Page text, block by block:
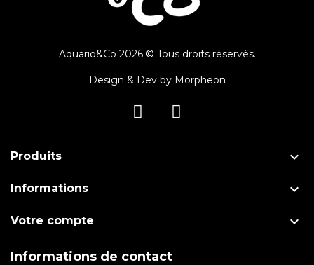
Aquario&Co 2026 © Tous droits réservés.
Design & Dev by Morpheon
Produits 
Informations 
Votre compte 
Informations de contact